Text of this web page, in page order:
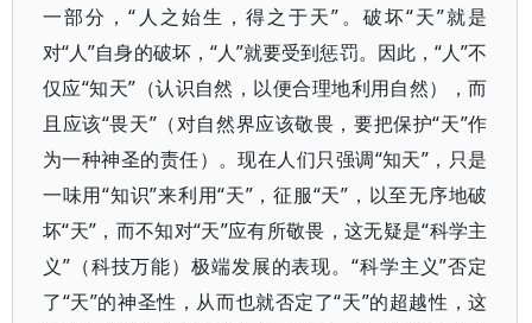
一部分，“人之始生，得之于天”。破坏“天”就是
对“人”自身的破坏，“人”就要受到惩罚。因此，“人”不
仅应“知天”（认识自然，以便合理地利用自然），而
且应该“畏天”（对自然界应该敬畏，要把保护“天”作
为一种神圣的责任）。现在人们只强调“知天”，只是
一味用“知识”来利用“天”，征服“天”，以至无序地破
坏“天”，而不知对“天”应有所敬畏，这无疑是“科学主
义”（科技万能）极端发展的表现。“科学主义”否定
了“天”的神圣性，从而也就否定了“天”的超越性，这